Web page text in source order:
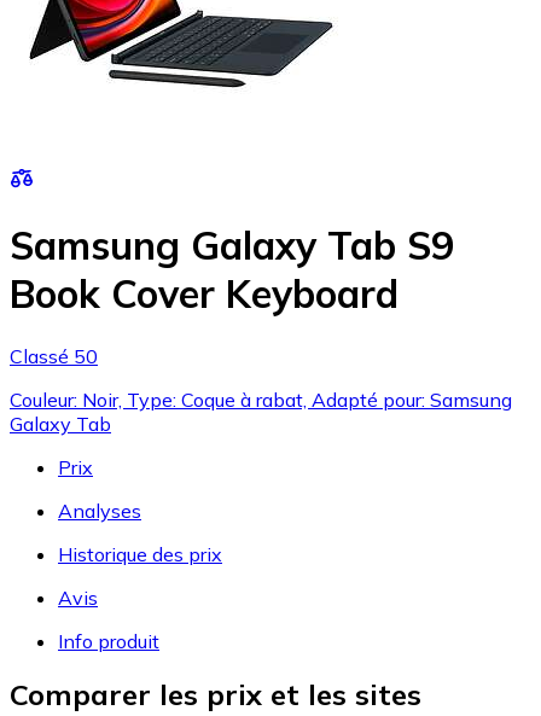
Samsung Galaxy Tab S9
Book Cover Keyboard
Classé 50
Couleur: Noir, Type: Coque à rabat, Adapté pour: Samsung
Galaxy Tab
Prix
Analyses
Historique des prix
Avis
Info produit
Comparer les prix et les sites